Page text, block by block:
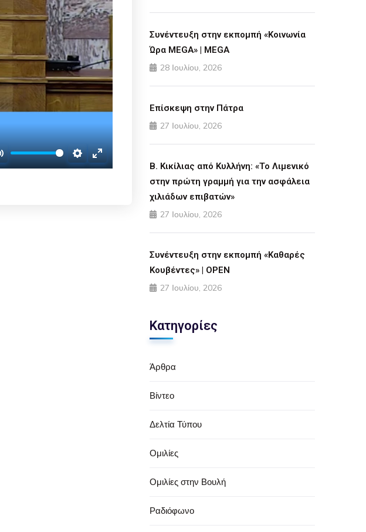
SettingsEnter fullscreen
Συνέντευξη στην εκπομπή «Κοινωνία
Ώρα MEGA» | MEGA
28 Ιουλίου, 2026
Επίσκεψη στην Πάτρα
27 Ιουλίου, 2026
Β. Κικίλιας από Κυλλήνη: «Το Λιμενικό
στην πρώτη γραμμή για την ασφάλεια
χιλιάδων επιβατών»
27 Ιουλίου, 2026
Συνέντευξη στην εκπομπή «Καθαρές
Κουβέντες» | OPEN
27 Ιουλίου, 2026
Κατηγορίες
Άρθρα
Βίντεο
Δελτία Τύπου
Ομιλίες
Ομιλίες στην Βουλή
Ραδιόφωνο